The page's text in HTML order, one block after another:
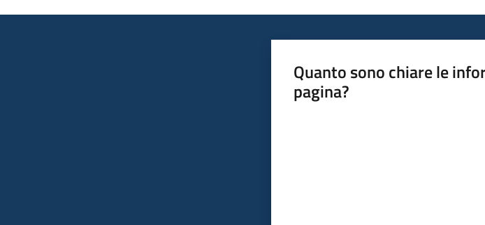
Quanto sono chiare le
pagina?